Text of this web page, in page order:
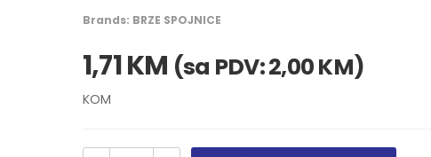
Brands: BRZE SPOJNICE
1,71KM (sa PDV:2,00KM)
KOM